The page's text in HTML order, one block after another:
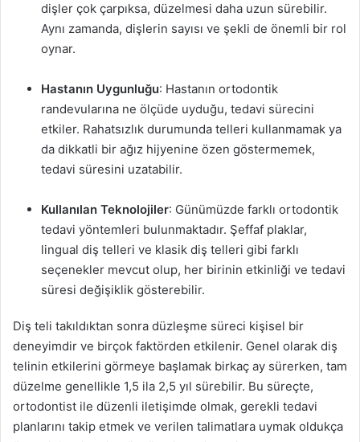
dişler çok çarpıksa, düzelmesi daha uzun sürebilir.
Aynı zamanda, dişlerin sayısı ve şekli de önemli bir rol
oynar.
Hastanın Uygunluğu: Hastanın ortodontik
randevularına ne ölçüde uyduğu, tedavi sürecini
etkiler. Rahatsızlık durumunda telleri kullanmamak ya
da dikkatli bir ağız hijyenine özen göstermemek,
tedavi süresini uzatabilir.
Kullanılan Teknolojiler: Günümüzde farklı ortodontik
tedavi yöntemleri bulunmaktadır. Şeffaf plaklar,
lingual diş telleri ve klasik diş telleri gibi farklı
seçenekler mevcut olup, her birinin etkinliği ve tedavi
süresi değişiklik gösterebilir.
Diş teli takıldıktan sonra düzleşme süreci kişisel bir
deneyimdir ve birçok faktörden etkilenir. Genel olarak diş
telinin etkilerini görmeye başlamak birkaç ay sürerken, tam
düzelme genellikle 1,5 ila 2,5 yıl sürebilir. Bu süreçte,
ortodontist ile düzenli iletişimde olmak, gerekli tedavi
planlarını takip etmek ve verilen talimatlara uymak oldukça